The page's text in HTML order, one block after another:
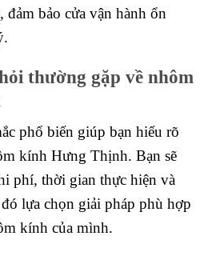
đảm bảo cửa vận hành ổn
thường gặp về nhôm
phổ biến giúp bạn hiểu rõ
kính Hưng Thịnh. Bạn sẽ
phí, thời gian thực hiện và
lựa chọn giải pháp phù hợp
kính của mình.